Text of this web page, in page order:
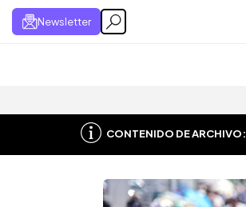
Newsletter
CONTENIDO DE ARCHIVO: